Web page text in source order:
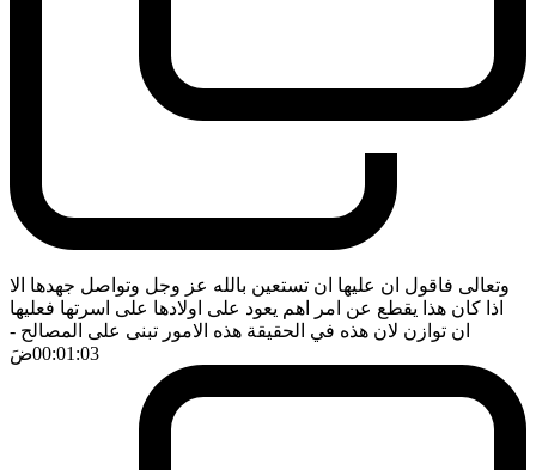
وتعالى فاقول ان عليها ان تستعين بالله عز وجل وتواصل جهدها الا
اذا كان هذا يقطع عن امر اهم يعود على اولادها على اسرتها فعليها
ان توازن لان هذه في الحقيقة هذه الامور تبنى على المصالح -
00:01:03ضَ